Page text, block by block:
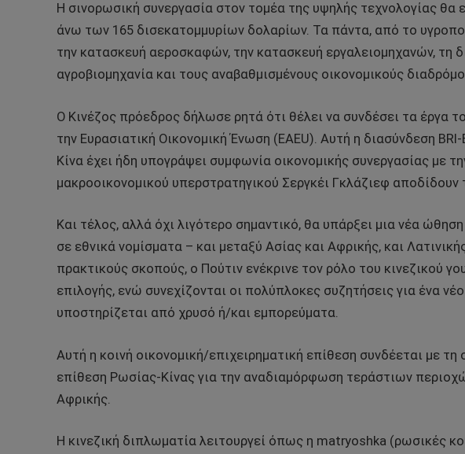
Η σινορωσική συνεργασία στον τομέα της υψηλής τεχνολογίας θα
άνω των 165 δισεκατομμυρίων δολαρίων. Τα πάντα, από το
την κατασκευή αεροσκαφών, την κατασκευή εργαλειομηχανών, τη
αγροβιομηχανία και τους αναβαθμισμένους οικονομικούς
Ο Κινέζος πρόεδρος δήλωσε ρητά ότι θέλει να συνδέσει τα έργα
την Ευρασιατική Οικονομική Ένωση (EAEU). Αυτή η διασύνδεση
Κίνα έχει ήδη υπογράψει συμφωνία οικονομικής συνεργασίας με
μακροοικονομικού υπερστρατηγικού Σεργκέι Γκλάζιεφ αποδίδουν
Και τέλος, αλλά όχι λιγότερο σημαντικό, θα υπάρξει μια νέα
σε εθνικά νομίσματα – και μεταξύ Ασίας και Αφρικής, και
πρακτικούς σκοπούς, ο Πούτιν ενέκρινε τον ρόλο του κινεζικού
επιλογής, ενώ συνεχίζονται οι πολύπλοκες συζητήσεις για ένα
υποστηρίζεται από χρυσό ή/και εμπορεύματα.
Αυτή η κοινή οικονομική/επιχειρηματική επίθεση συνδέεται με
επίθεση Ρωσίας-Κίνας για την αναδιαμόρφωση τεράστιων
Αφρικής.
Η κινεζική διπλωματία λειτουργεί όπως η matryoshka (ρωσικές